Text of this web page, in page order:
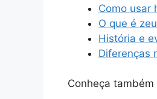
Como usar
O que é
História e
Diferenças
Conheça